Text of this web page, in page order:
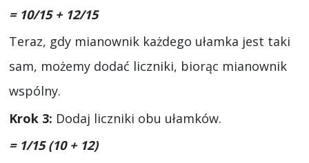
= 10/15 + 12/15
Teraz, gdy mianownik każdego ułamka jest taki
sam, możemy dodać liczniki, biorąc mianownik
wspólny.
Krok 3: Dodaj liczniki obu ułamków.
= 1/15 (10 + 12)